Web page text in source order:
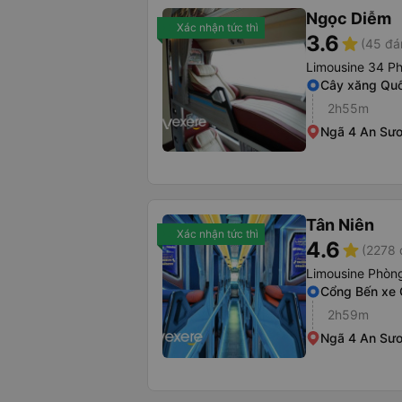
Xác nhận tức thì Ngọc Diễm
3.6star (45
Limousine 34
Cây xăng
2h55m
Ngã 4 An
Xác nhận tức thì Tân Niên
4.6star (2278
Limousine
Cổng Bến xe
2h59m
Ngã 4 An